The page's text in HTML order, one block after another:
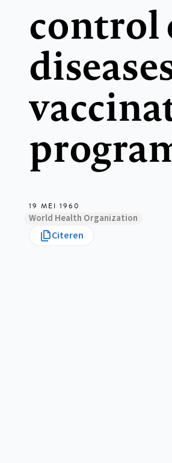
control
19 MEI 1960
World Health Organization
Citeren